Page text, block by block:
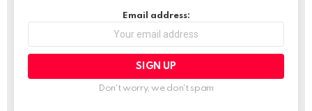
Email address:
Don't worry, we don't spam